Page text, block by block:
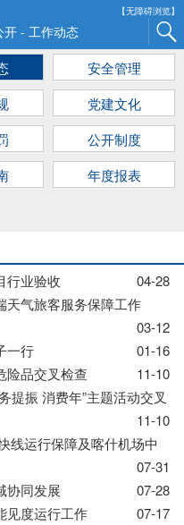
【无障碍浏览】
开 - 工作动态
安全管理
党建文化
公开制度
年度报表
行业验收
04-28
天气旅客服务保障工作
03-12
一行
01-16
险品交叉检查
11-10
提振 消费年”主题活动交叉
11-10
线运行保障及喀什机场中
07-31
协同发展
07-28
见度运行工作
07-17